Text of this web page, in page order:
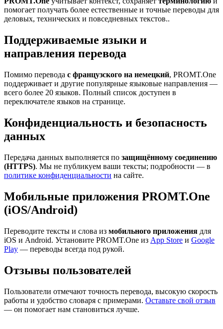
помогает получать более естественные и точные переводы для
деловых, технических и повседневных текстов..
Поддерживаемые языки и
направления перевода
Помимо перевода с французского на немецкий, PROMT.One
поддерживает и другие популярные языковые направления —
всего более 20 языков. Полный список доступен в
переключателе языков на странице.
Конфиденциальность и безопасность
данных
Передача данных выполняется по защищённому соединению
(HTTPS). Мы не публикуем ваши тексты; подробности — в
политике конфиденциальности на сайте.
Мобильные приложения PROMT.One
(iOS/Android)
Переводите тексты и слова из мобильного приложения для
iOS и Android. Установите PROMT.One из App Store и Google
Play — переводы всегда под рукой.
Отзывы пользователей
Пользователи отмечают точность перевода, высокую скорость
работы и удобство словаря с примерами. Оставьте свой отзыв
— он помогает нам становиться лучше.